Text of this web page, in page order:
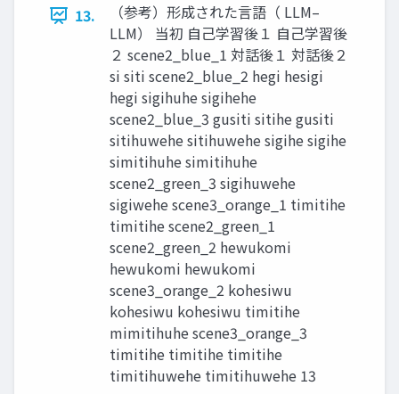
13.
（参考）形成された言語（ LLM–
LLM） 当初 自己学習後１ 自己学習後
２ scene2_blue_1 対話後１ 対話後２
si siti scene2_blue_2 hegi hesigi
hegi sigihuhe sigihehe
scene2_blue_3 gusiti sitihe gusiti
sitihuwehe sitihuwehe sigihe sigihe
simitihuhe simitihuhe
scene2_green_3 sigihuwehe
sigiwehe scene3_orange_1 timitihe
timitihe scene2_green_1
scene2_green_2 hewukomi
hewukomi hewukomi
scene3_orange_2 kohesiwu
kohesiwu kohesiwu timitihe
mimitihuhe scene3_orange_3
timitihe timitihe timitihe
timitihuwehe timitihuwehe 13